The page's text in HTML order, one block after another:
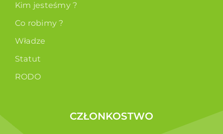
Kim jesteśmy ?
Co robimy ?
Władze
Statut
RODO
CZŁONKOSTWO